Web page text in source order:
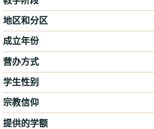
地区和分区
成立年份
营办方式
学生性别
宗教信仰
提供的学额